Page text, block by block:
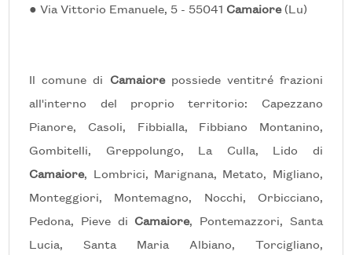
● Via Vittorio Emanuele, 5 - 55041 Camaiore(Lu)
Il comune di Camaiorepossiede ventitré frazioni
all'interno del proprio territorio: Capezzano
Pianore, Casoli, Fibbialla, Fibbiano Montanino,
Gombitelli, Greppolungo, La Culla, Lido di
Camaiore, Lombrici, Marignana, Metato, Migliano,
Monteggiori, Montemagno, Nocchi, Orbicciano,
Pedona, Pieve di Camaiore, Pontemazzori, Santa
Lucia, Santa Maria Albiano, Torcigliano,
3
5
5+
Camere
minime